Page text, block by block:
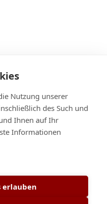
Nutzung unserer
des Such und
Ihnen auf Ihr
Informationen
erlauben